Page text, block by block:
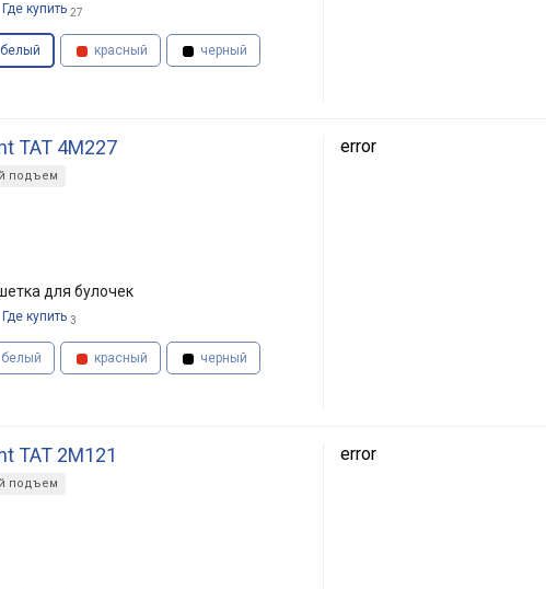
Где купить 27
белый красный черный
TAT 4M227
подъем
для булочек
Где купить 3
белый красный черный
error
TAT 2M121
подъем
error